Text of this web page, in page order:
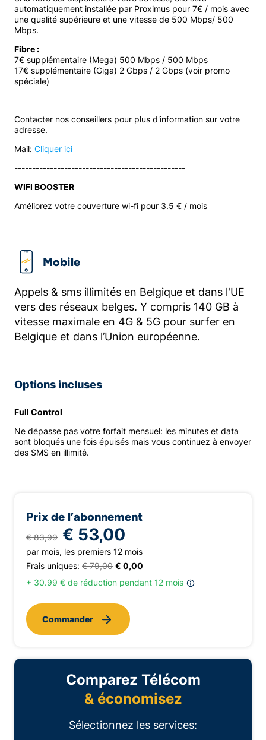
automatiquement installée par Proximus pour 7€ / mois avec
une qualité supérieure et une vitesse de 500 Mbps/ 500
Mbps.
Fibre :
7€ supplémentaire (Mega) 500 Mbps / 500 Mbps
17€ supplémentaire (Giga) 2 Gbps / 2 Gbps (voir promo
spéciale)
Contacter nos conseillers pour plus d'information sur votre
adresse.
Mail: Cliquer ici
------------------------------------------------
WIFI BOOSTER
Améliorez votre couverture wi-fi pour 3.5 € / mois
Mobile
Appels & sms illimités en Belgique et dans l'UE
vers des réseaux belges. Y compris 140 GB à
vitesse maximale en 4G & 5G pour surfer en
Belgique et dans l’Union européenne.
Options incluses
Full Control
Ne dépasse pas votre forfait mensuel: les minutes et data
sont bloqués une fois épuisés mais vous continuez à envoyer
des SMS en illimité.
Prix de l’abonnement
€ 83,99 € 53,00
par mois, les premiers 12 mois
Frais uniques: € 79,00 € 0,00
+ 30.99 € de réduction pendant 12 mois
Commander
Comparez Télécom
& économisez
Sélectionnez les services: